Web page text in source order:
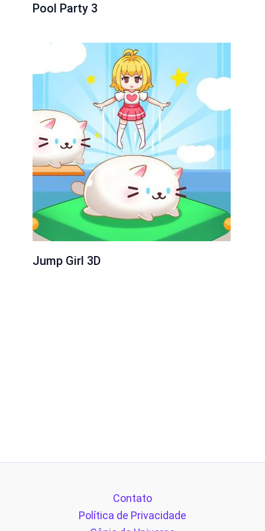
Pool Party 3
Jump Girl 3D
Contato
Política de Privacidade